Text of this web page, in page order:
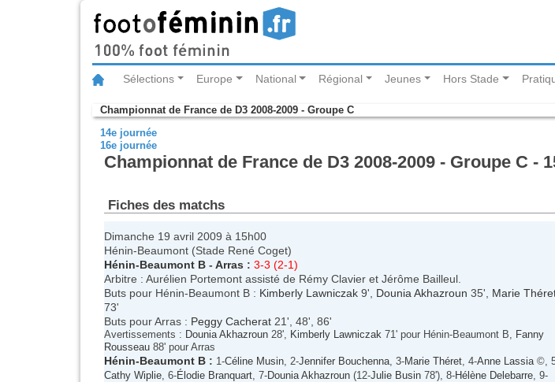
Sélections Europe National Régional Jeunes Hors Stade
Championnat de France de D3 2008-2009 - Groupe C
14e journée
16e journée
Championnat de France de D3 2008-2009 - Groupe C -
Fiches des matchs
Dimanche 19 avril 2009 à 15h00
Hénin-Beaumont (Stade René Coget)
Hénin-Beaumont B - Arras : 3-3 (2-1)
Arbitre : Aurélien Portemont assisté de Rémy Clavier et Jérôme Bailleul.
Buts pour Hénin-Beaumont B : Kimberly Lawniczak 9', Dounia Akhazroun 35', Marie
73'
Buts pour Arras : Peggy Cacherat 21', 48', 86'
Avertissements : Dounia Akhazroun 28', Kimberly Lawniczak 71' pour Hénin-Beaumont B,
Fanny
Rousseau 88' pour Arras
Hénin-Beaumont B : 1-Céline Musin , 2-Jennifer Bouchenna , 3-Marie Théret , 4-Anne Lassia ©,
Cathy Wiplie , 6-Élodie Branquart , 7-Dounia Akhazroun (12-Julie Busin 78'), 8-Hélène Delebarre , 9-